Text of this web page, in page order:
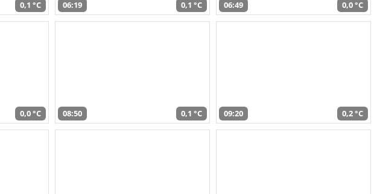
0,1 °C 06:19 0,1 °C 06:49 0,0 °C
0,0 °C 08:50 0,1 °C 09:20 0,2 °C